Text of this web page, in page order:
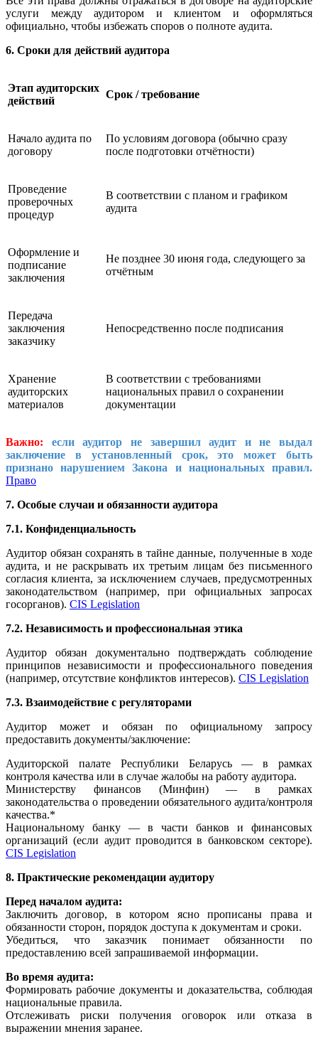
услуги между аудитором и клиентом и оформляться
официально, чтобы избежать споров о полноте аудита.
6. Сроки для действий аудитора
Этап аудиторских
действий
Срок / требование
Начало аудита по
договору
По условиям договора (обычно сразу
после подготовки отчётности)
Проведение
проверочных
процедур
В соответствии с планом и графиком
аудита
Оформление и
подписание
заключения
Не позднее 30 июня года, следующего за
отчётным
Передача
заключения
заказчику
Непосредственно после подписания
Хранение
аудиторских
материалов
В соответствии с требованиями
национальных правил о сохранении
документации
Важно: если аудитор не завершил аудит и не выдал
заключение в установленный срок, это может быть
признано нарушением Закона и национальных правил.
Право
7. Особые случаи и обязанности аудитора
7.1. Конфиденциальность
Аудитор обязан сохранять в тайне данные, полученные в ходе
аудита, и не раскрывать их третьим лицам без письменного
согласия клиента, за исключением случаев, предусмотренных
законодательством (например, при официальных запросах
госорганов). CIS Legislation
7.2. Независимость и профессиональная этика
Аудитор обязан документально подтверждать соблюдение
принципов независимости и профессионального поведения
(например, отсутствие конфликтов интересов). CIS Legislation
7.3. Взаимодействие с регуляторами
Аудитор может и обязан по официальному запросу
предоставить документы/заключение:
Аудиторской палате Республики Беларусь — в рамках
контроля качества или в случае жалобы на работу аудитора.
Министерству финансов (Минфин) — в рамках
законодательства о проведении обязательного аудита/контроля
качества.*
Национальному банку — в части банков и финансовых
организаций (если аудит проводится в банковском секторе).
CIS Legislation
8. Практические рекомендации аудитору
Перед началом аудита:
Заключить договор, в котором ясно прописаны права и
обязанности сторон, порядок доступа к документам и сроки.
Убедиться, что заказчик понимает обязанности по
предоставлению всей запрашиваемой информации.
Во время аудита:
Формировать рабочие документы и доказательства, соблюдая
национальные правила.
Отслеживать риски получения оговорок или отказа в
выражении мнения заранее.